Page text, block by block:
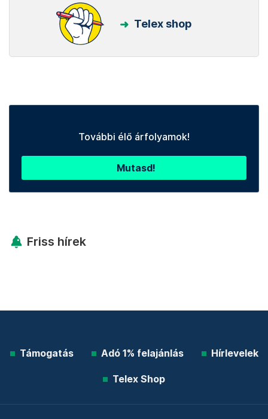
Telex shop
További élő árfolyamok!
Mutasd!
Friss hírek
Támogatás Adó 1% felajánlás Hírlevelek
Telex Shop